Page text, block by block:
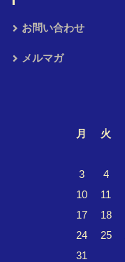
お問い合わせ
メルマガ
月
火
3
4
10
11
17
18
24
25
31